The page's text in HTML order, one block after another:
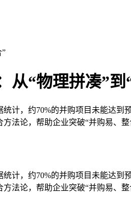
从“物理拼凑”到
计，约70%的并购项目未能达
法论，帮助企业突破“并购易、
计，约70%的并购项目未能达
法论，帮助企业突破“并购易、整